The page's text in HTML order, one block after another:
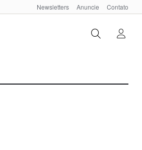
Newsletters Anuncie Contato